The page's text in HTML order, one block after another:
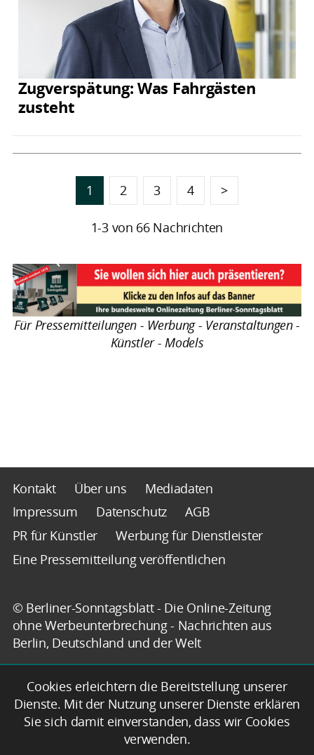
Zugverspätung: Was Fahrgästen
zusteht
1 2 3 4 >
1-3 von 66 Nachrichten
Für Pressemitteilungen - Werbung - Veranstaltungen -
Künstler - Models
Kontakt Über uns
Mediadaten
Impressum
Datenschutz
AGB
PR für Künstler
Werbung für Dienstleister
Eine Pressemitteilung veröffentlichen
© Berliner-Sonntagsblatt - Die Online-Zeitung
ohne Werbeunterbrechung - Nachrichten aus
Berlin, Deutschland und der Welt
Cookies erleichtern die Bereitstellung unserer
Dienste. Mit der Nutzung unserer Dienste erklären
Sie sich damit einverstanden, dass wir Cookies
verwenden.